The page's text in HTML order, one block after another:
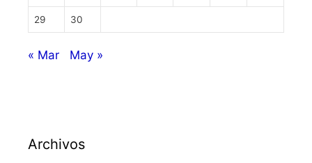
29 30
« Mar May »
Archivos